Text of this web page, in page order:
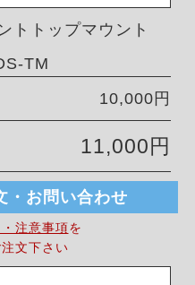
トトップマウント
TM
10,000円
11,000円
・お問い合わせ
注意事項を
文下さい